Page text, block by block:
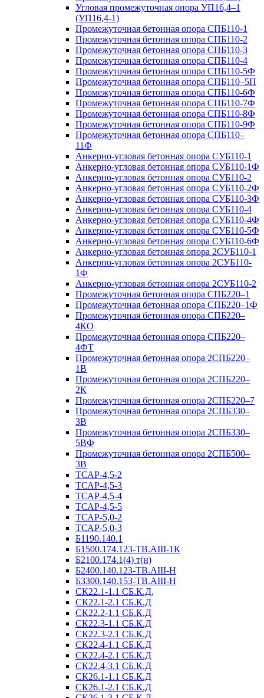
Угловая промежуточная опора УП16,4–1
(УП16,4-1)
Промежуточная бетонная опора СПБ110-1
Промежуточная бетонная опора СПБ110-2
Промежуточная бетонная опора СПБ110-3
Промежуточная бетонная опора СПБ110-4
Промежуточная бетонная опора СПБ110-5Ф
Промежуточная бетонная опора СПБ110–5П
Промежуточная бетонная опора СПБ110-6Ф
Промежуточная бетонная опора СПБ110-7Ф
Промежуточная бетонная опора СПБ110-8Ф
Промежуточная бетонная опора СПБ110-9Ф
Промежуточная бетонная опора СПБ110–
11Ф
Анкерно-угловая бетонная опора СУБ110-1
Анкерно-угловая бетонная опора СУБ110-1Ф
Анкерно-угловая бетонная опора СУБ110-2
Анкерно-угловая бетонная опора СУБ110-2Ф
Анкерно-угловая бетонная опора СУБ110-3Ф
Анкерно-угловая бетонная опора СУБ110-4
Анкерно-угловая бетонная опора СУБ110-4Ф
Анкерно-угловая бетонная опора СУБ110-5Ф
Анкерно-угловая бетонная опора СУБ110-6Ф
Анкерно-угловая бетонная опора 2СУБ110-1
Анкерно-угловая бетонная опора 2СУБ110-
1Ф
Анкерно-угловая бетонная опора 2СУБ110-2
Промежуточная бетонная опора СПБ220–1
Промежуточная бетонная опора СПБ220–1Ф
Промежуточная бетонная опора СПБ220–
4КО
Промежуточная бетонная опора СПБ220–
4ФТ
Промежуточная бетонная опора 2СПБ220–
1В
Промежуточная бетонная опора 2СПБ220–
2К
Промежуточная бетонная опора 2СПБ220–7
Промежуточная бетонная опора 2СПБ330–
3В
Промежуточная бетонная опора 2СПБ330–
5ВФ
Промежуточная бетонная опора 2СПБ500–
3В
ТСАР-4,5-2
ТСАР-4,5-3
ТСАР-4,5-4
ТСАР-4,5-5
ТСАР-5,0-2
ТСАР-5,0-3
Б1190.140.1
Б1500.174.123-ТВ.АIII-1К
Б2100.174.1(4) т(н)
Б2400.140.123-ТВ.АIII-Н
Б3300.140.153-ТВ.АIII-Н
СК22.1-1.1 СБ.К.Д,
СК22.1-2.1 СБ.К.Д
СК22.2-1.1 СБ.К.Д
СК22.3-1.1 СБ.К.Д
СК22.3-2.1 СБ.К.Д
СК22.4-1.1 СБ.К.Д
СК22.4-2.1 СБ.К.Д
СК22.4-3.1 СБ.К.Д
СК26.1-1.1 СБ.К.Д
СК26.1-2.1 СБ.К.Д